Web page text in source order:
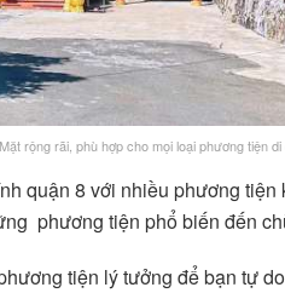
rộng rãi, phù hợp cho mọi loại phương tiện
quận 8 với nhiều phương tiện
phương tiện phổ biến đến
tiện lý tưởng để bạn tự